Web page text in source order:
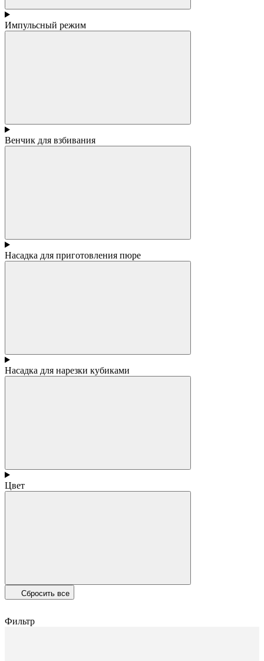
Импульсный режим
Венчик для взбивания
Насадка для приготовления пюре
Насадка для нарезки кубиками
Цвет
Сбросить все
Фильтр